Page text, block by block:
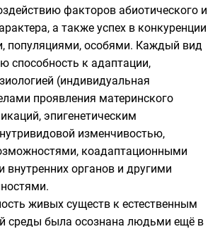
факторов абиотического и
а также успех в конкуренции
, популяциями, особями. Каждый вид
способность к адаптации,
(индивидуальная
проявления материнского
эпигенетическим
изменчивостью,
коадаптационными
внутренних органов и другими
живых существ к естественным
среды была осознана людьми ещё в